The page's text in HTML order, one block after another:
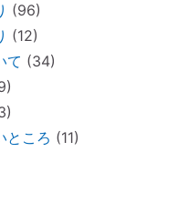
憶」を持つ子どもが増え
始まったら「鎮守神社リ
から受けるダメージ
先し過ぎる人のための「
ならぬ「トイレ巡り」～
(96)
(12)
て (34)
ところ (11)